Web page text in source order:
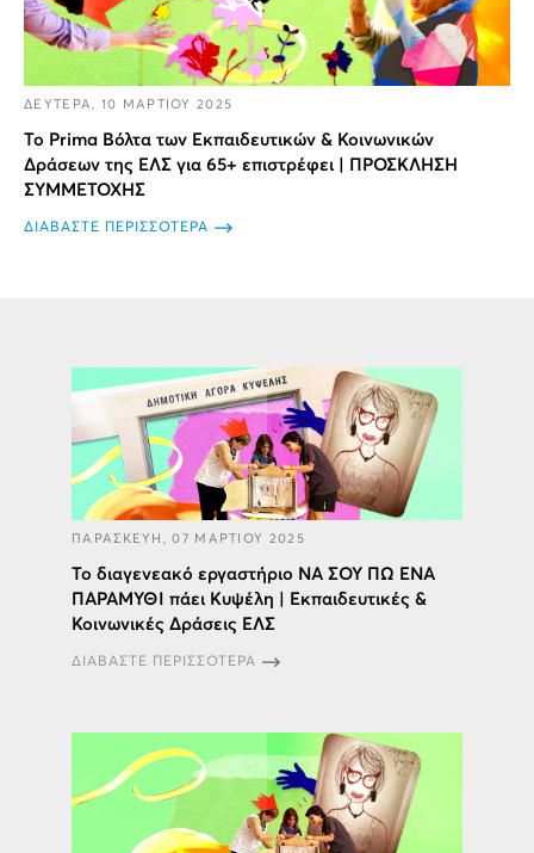
ΔΕΥΤΕΡΑ, 10 ΜΑΡΤΙΟΥ 2025
Το Prima Βόλτα των Εκπαιδευτικών & Κοινωνικών
Δράσεων της ΕΛΣ για 65+ επιστρέφει | ΠΡΟΣΚΛΗΣΗ
ΣΥΜΜΕΤΟΧΗΣ
ΔΙΑΒΑΣΤΕ ΠΕΡΙΣΣΟΤΕΡΑ
ΠΑΡΑΣΚΕΥΗ, 07 ΜΑΡΤΙΟΥ 2025
Το διαγενεακό εργαστήριο ΝΑ ΣΟΥ ΠΩ ΕΝΑ
ΠΑΡΑΜΥΘΙ πάει Κυψέλη | Εκπαιδευτικές &
Κοινωνικές Δράσεις ΕΛΣ
ΔΙΑΒΑΣΤΕ ΠΕΡΙΣΣΟΤΕΡΑ